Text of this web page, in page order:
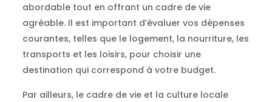
abordable tout en offrant un cadre de vie
agréable. Il est important d’évaluer vos dépenses
courantes, telles que le logement, la nourriture, les
transports et les loisirs, pour choisir une
destination qui correspond à votre budget.
Par ailleurs, le cadre de vie et la culture locale